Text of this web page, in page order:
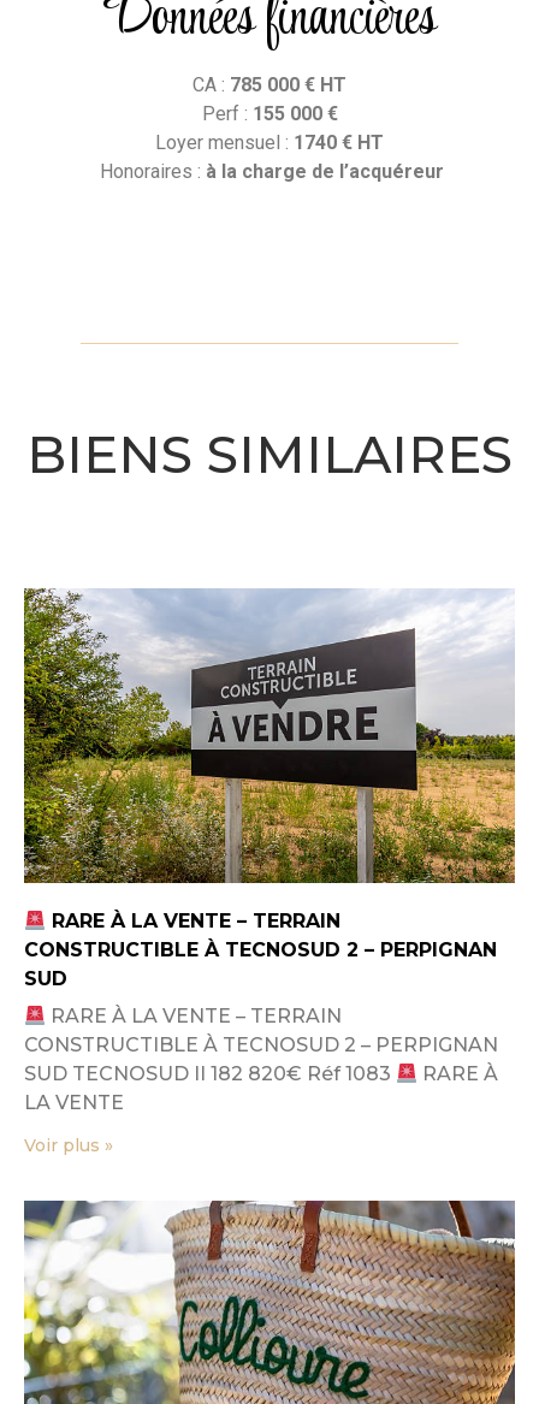
Données financières
CA : 785 000 € HT
Perf : 155 000 €
Loyer mensuel : 1740 € HT
Honoraires : à la charge de l’acquéreur
BIENS SIMILAIRES
RARE À LA VENTE – TERRAIN
CONSTRUCTIBLE À TECNOSUD 2 – PERPIGNAN
SUD
RARE À LA VENTE – TERRAIN
CONSTRUCTIBLE À TECNOSUD 2 – PERPIGNAN
SUD TECNOSUD II 182 820€ Réf 1083
RARE À
LA VENTE
Voir plus »